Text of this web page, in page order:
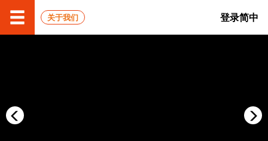
关于我们 登录简中